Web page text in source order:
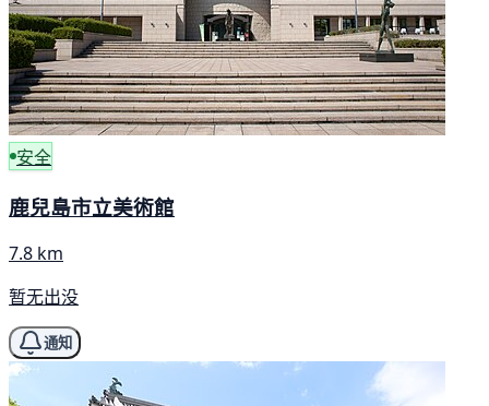
安全
鹿兒島市立美術館
7.8 km
暂无出没
通知